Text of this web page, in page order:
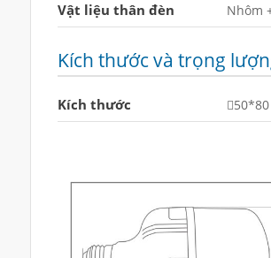
Vật liệu thân đèn Nhôm
Kích thước và trọng
Kích thước 50*80